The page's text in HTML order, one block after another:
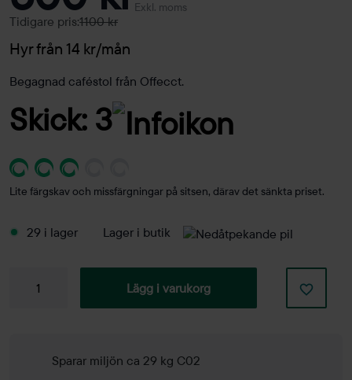
Exkl. moms
Tidigare pris:1100 kr
Hyr från 14 kr/mån
Begagnad caféstol från Offecct.
Skick: 3
Lite färgskav och missfärgningar på sitsen, därav det sänkta priset.
29 i lager Lager i butik
Cafestol
Lägg i varukorg
Sparar miljön ca 29 kg C02